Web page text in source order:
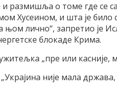
размишља о томе где се
Хусеином, и шта је било
лично“, запретио је
блокаде Крима.
„пре или касније,
није мала